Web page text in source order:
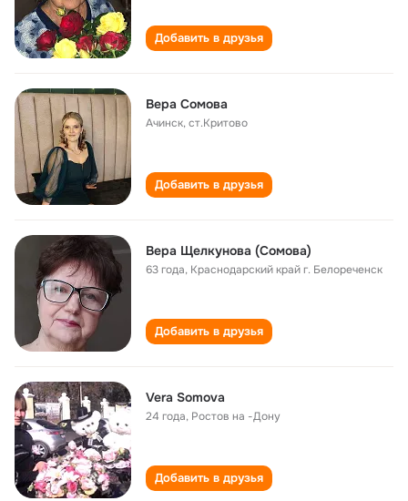
Добавить в друзья
Вера Сомова
Ачинск, ст.Критово
Добавить в друзья
Вера Щелкунова (Сомова)
63 года, Краснодарский край г. Белореченск
Добавить в друзья
Vera Somova
24 года, Ростов на -Дону
Добавить в друзья